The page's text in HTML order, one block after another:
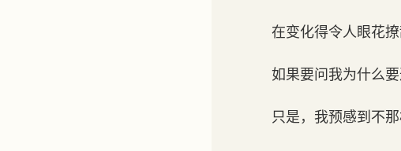
在变化得令人眼花
如果要问我为什么
只是，我预感到不那